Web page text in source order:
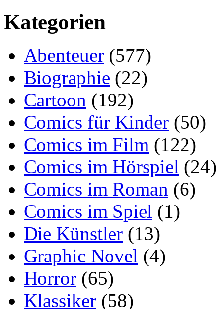
Kategorien
Abenteuer (577)
Biographie (22)
Cartoon (192)
Comics für Kinder (50)
Comics im Film (122)
Comics im Hörspiel (24)
Comics im Roman (6)
Comics im Spiel (1)
Die Künstler (13)
Graphic Novel (4)
Horror (65)
Klassiker (58)